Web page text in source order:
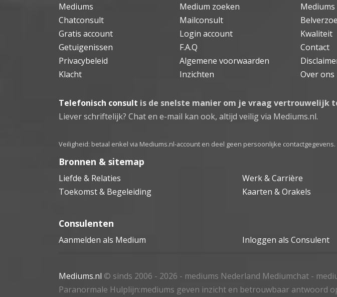
Mediums Medium zoeken
Chatconsult
Mailconsult
Gratis account
Login account
Kwaliteit
Getuigenissen
F.A.Q
Contact
Privacybeleid
Algemene voorwaarden
Klacht
Inzichten Over ons
Telefonisch consult is de snelste manier om je vraag vertrouwelijk
Liever schriftelijk? Chat en e-mail kan ook, altijd veilig via Mediums.nl.
Veiligheid: betaal enkel via Mediums.nl-account en deel geen persoonlijke contactgegevens.
Bronnen & sitemap
Liefde & Relaties Werk & Carrière
Toekomst & Begeleiding
Kaarten & Orakels
Consulenten
Aanmelden als Medium Inloggen als Consulent
Mediums.nl © sinds 2006 - 2026 - mediums Nederland Mediumchat -
Paranormale Hulplijn:mediums geven inzicht en betrouwbaar antwoord